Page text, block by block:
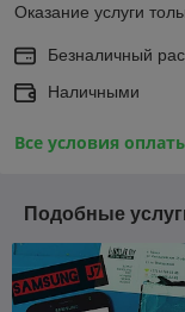
Оказание услуги
Безналичный
Наличными
Все условия
Подобные